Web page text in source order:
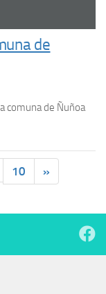
de
comuna de Ñuñoa
10 »